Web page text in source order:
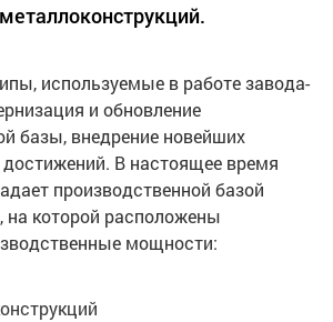
используемые в работе завода-
и обновление
базы, внедрение новейших
достижений. В настоящее время
производственной базой
которой расположены
мощности: